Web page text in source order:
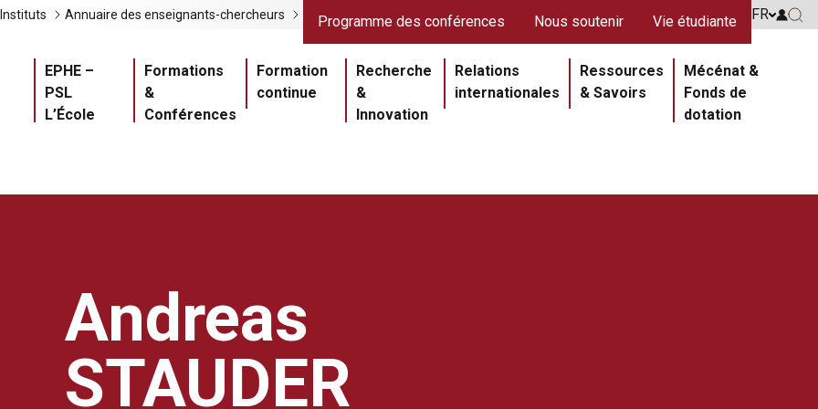
Navigation principale
EPHE –
PSL
L’École
Formations
&
Conférences
Formation
continue
Recherche
&
Innovation
Relations
internationales
Ressources
& Savoirs
Mécénat &
Fonds de
dotation
Liens gris
Instituts Annuaire des enseignants-chercheurs Liens rouges
Programme des conférences Nous soutenir Vie étudiante FR Go to
Go
Andreas
STAUDER